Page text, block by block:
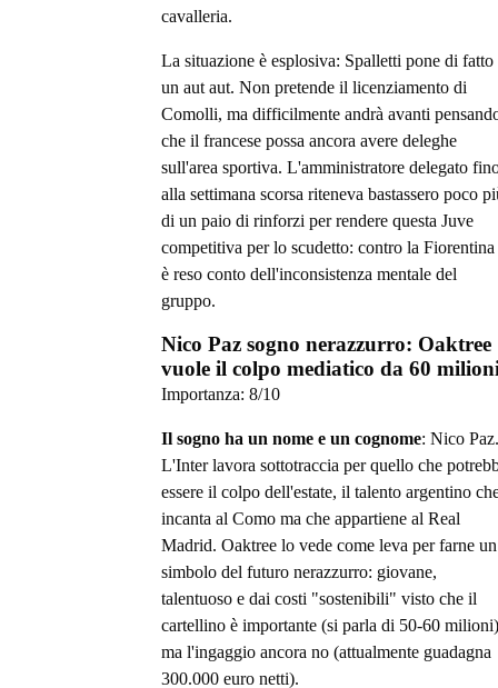
cavalleria.
La situazione è esplosiva: Spalletti pone di fatto
un aut aut. Non pretende il licenziamento di
Comolli, ma difficilmente andrà avanti
che il francese possa ancora avere deleghe
sull'area sportiva. L'amministratore delegato
alla settimana scorsa riteneva bastassero poco
di un paio di rinforzi per rendere questa Juve
competitiva per lo scudetto: contro la Fiorentina
è reso conto dell'inconsistenza mentale del
gruppo.
Nico Paz sogno nerazzurro: Oaktree
vuole il colpo mediatico da 60
Importanza: 8/10
Il sogno ha un nome e un cognome: Nico Paz.
L'Inter lavora sottotraccia per quello che
essere il colpo dell'estate, il talento argentino
incanta al Como ma che appartiene al Real
Madrid. Oaktree lo vede come leva per farne un
simbolo del futuro nerazzurro: giovane,
talentuoso e dai costi "sostenibili" visto che il
cartellino è importante (si parla di 50-60
ma l'ingaggio ancora no (attualmente guadagna
300.000 euro netti).